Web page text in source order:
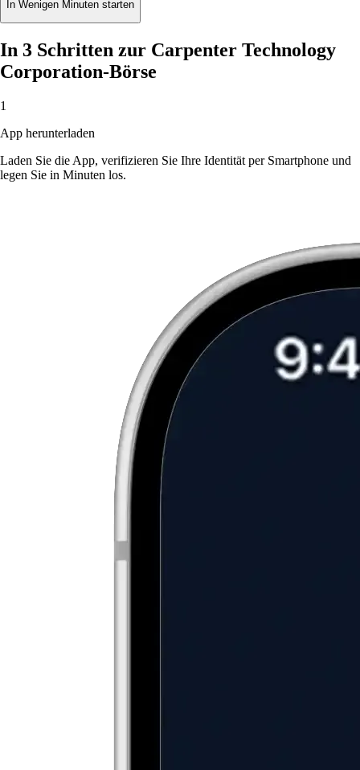
In Wenigen Minuten starten
In 3 Schritten zur Carpenter Technology
Corporation-Börse
1
App herunterladen
Laden Sie die App, verifizieren Sie Ihre Identität per Smartphone und
legen Sie in Minuten los.